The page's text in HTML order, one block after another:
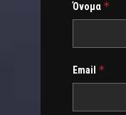
Όνομα *
Email *